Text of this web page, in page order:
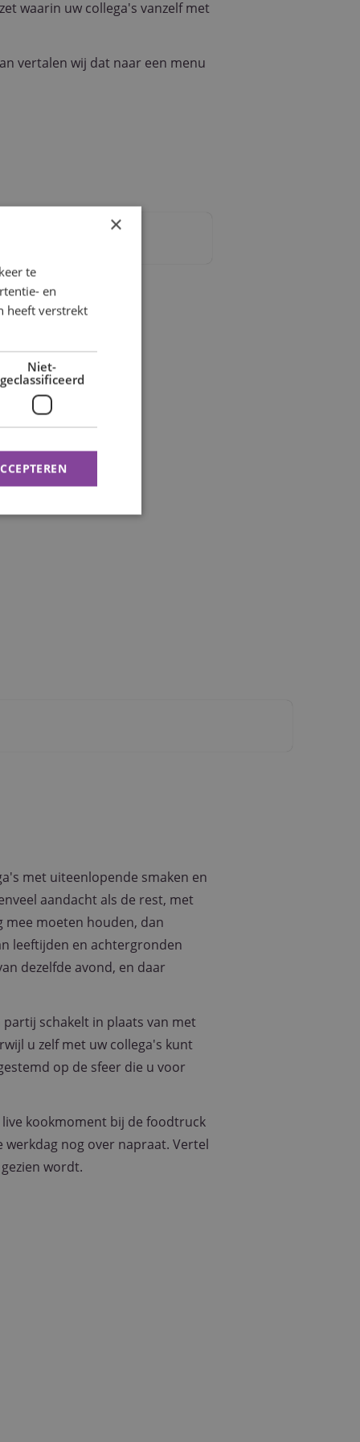
waarin uw collega's vanzelf met
vertalen wij dat naar een menu
met uiteenlopende smaken en
aandacht als de rest, met
mee moeten houden, dan
leeftijden en achtergronden
dezelfde avond, en daar
schakelt in plaats van met
u zelf met uw collega's kunt
op de sfeer die u voor
kookmoment bij de foodtruck
werkdag nog over napraat. Vertel
wordt.
×
te
en
heeft verstrekt
Niet-
geclassificeerd
en
van
te
toe te wijzen als
site en wordt
berekenen voor
sessiestatus te
software.
op te
één